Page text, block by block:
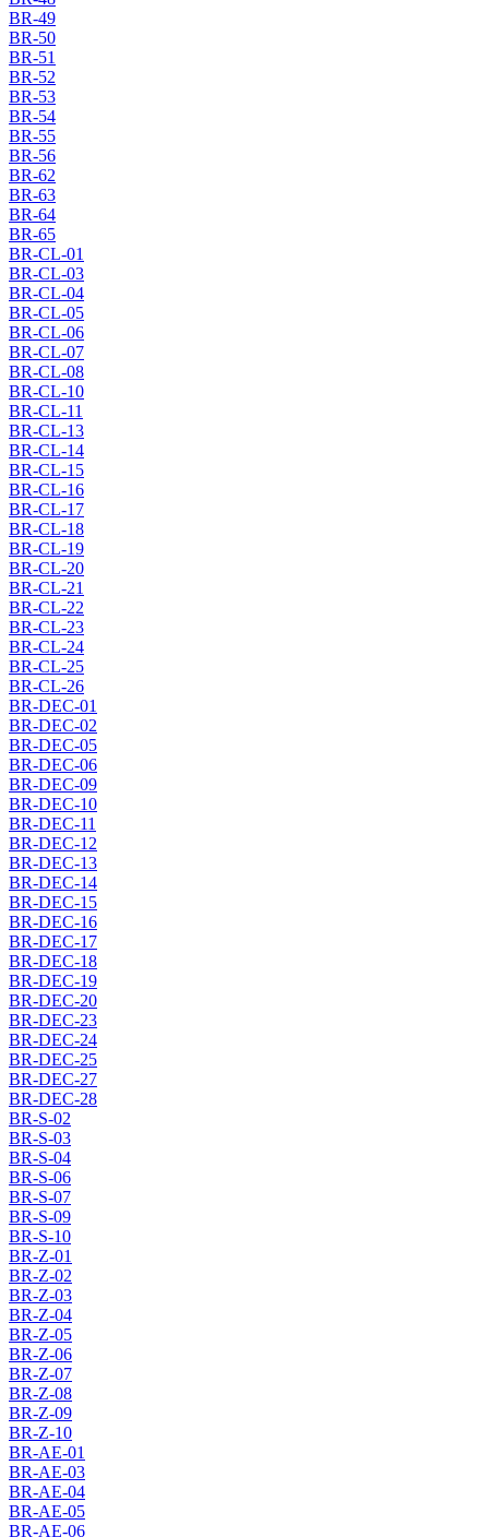
BR-49
BR-50
BR-51
BR-52
BR-53
BR-54
BR-55
BR-56
BR-62
BR-63
BR-64
BR-65
BR-CL-01
BR-CL-03
BR-CL-04
BR-CL-05
BR-CL-06
BR-CL-07
BR-CL-08
BR-CL-10
BR-CL-11
BR-CL-13
BR-CL-14
BR-CL-15
BR-CL-16
BR-CL-17
BR-CL-18
BR-CL-19
BR-CL-20
BR-CL-21
BR-CL-22
BR-CL-23
BR-CL-24
BR-CL-25
BR-CL-26
BR-DEC-01
BR-DEC-02
BR-DEC-05
BR-DEC-06
BR-DEC-09
BR-DEC-10
BR-DEC-11
BR-DEC-12
BR-DEC-13
BR-DEC-14
BR-DEC-15
BR-DEC-16
BR-DEC-17
BR-DEC-18
BR-DEC-19
BR-DEC-20
BR-DEC-23
BR-DEC-24
BR-DEC-25
BR-DEC-27
BR-DEC-28
BR-S-02
BR-S-03
BR-S-04
BR-S-06
BR-S-07
BR-S-09
BR-S-10
BR-Z-01
BR-Z-02
BR-Z-03
BR-Z-04
BR-Z-05
BR-Z-06
BR-Z-07
BR-Z-08
BR-Z-09
BR-Z-10
BR-AE-01
BR-AE-03
BR-AE-04
BR-AE-05
BR-AE-06